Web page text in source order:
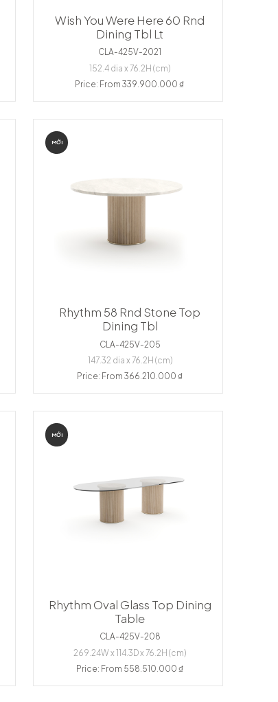
Wish You Were Here 60 Rnd
Dining Tbl Lt
CLA-425V-2021
152.4 dia x 76.2H (cm)
Price: From 339.900.000 ₫
MỚI
Rhythm 58 Rnd Stone Top
Dining Tbl
CLA-425V-205
147.32 dia x 76.2H (cm)
Price: From 366.210.000 ₫
MỚI
Rhythm Oval Glass Top Dining
Table
CLA-425V-208
269.24W x 114.3D x 76.2H (cm)
Price: From 558.510.000 ₫